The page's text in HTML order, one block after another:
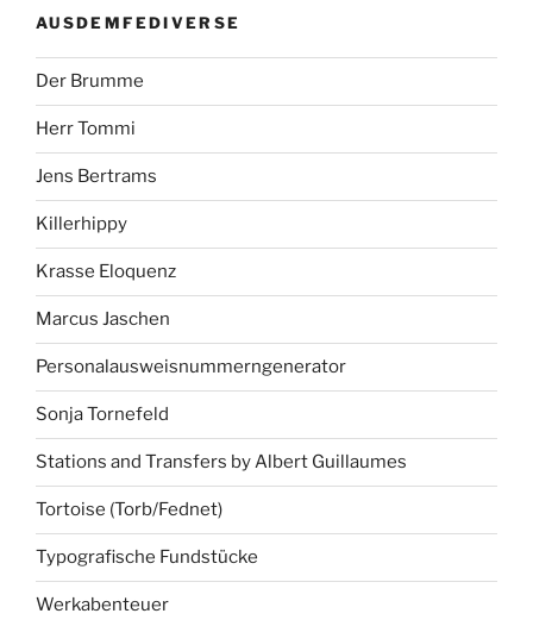
AUSDEMFEDIVERSE
Der Brumme
Herr Tommi
Jens Bertrams
Killerhippy
Krasse Eloquenz
Marcus Jaschen
Personalausweisnummerngenerator
Sonja Tornefeld
Stations and Transfers by Albert Guillaumes
Tortoise (Torb/Fednet)
Typografische Fundstücke
Werkabenteuer